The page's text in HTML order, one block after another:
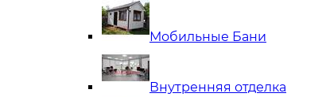
Мобильные Бани
Внутренняя отделка